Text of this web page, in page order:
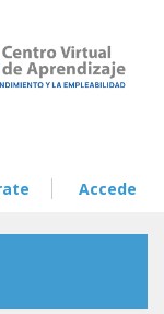
Accede